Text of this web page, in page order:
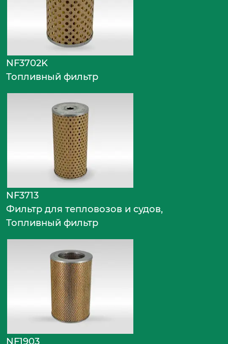
NF3702K
Топливный фильтр
NF3713
Фильтр для тепловозов и судов,
Топливный фильтр
NF1903